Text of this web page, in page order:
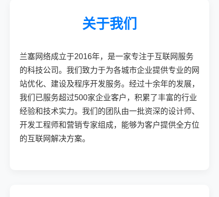
关于我们
兰塞网络成立于2016年，是一家专注于互联网服务
的科技公司。我们致力于为各城市企业提供专业的网
站优化、建设及程序开发服务。经过十余年的发展，
我们已服务超过500家企业客户，积累了丰富的行业
经验和技术实力。我们的团队由一批资深的设计师、
开发工程师和营销专家组成，能够为客户提供全方位
的互联网解决方案。